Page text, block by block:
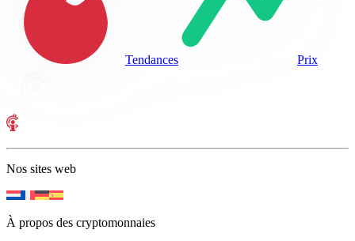
Tendances Prix
Nos sites web
À propos des cryptomonnaies